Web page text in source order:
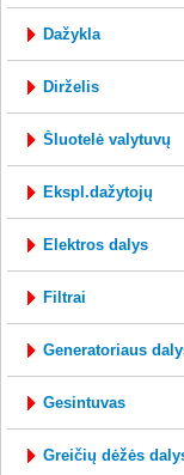
dažykla
dirželis
šluotelė valytuvų
ekspl.dažytojų
elektros dalys
filtrai
generatoriaus
gesintuvas
greičių dėžės